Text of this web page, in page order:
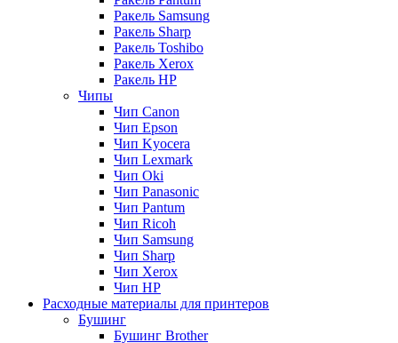
Ракель Samsung
Ракель Sharp
Ракель Toshibo
Ракель Xerox
Ракель НР
Чипы
Чип Canon
Чип Epson
Чип Kyocera
Чип Lexmark
Чип Oki
Чип Panasonic
Чип Pantum
Чип Ricoh
Чип Samsung
Чип Sharp
Чип Xerox
Чип НР
Расходные материалы для принтеров
Бушинг
Бушинг Brother